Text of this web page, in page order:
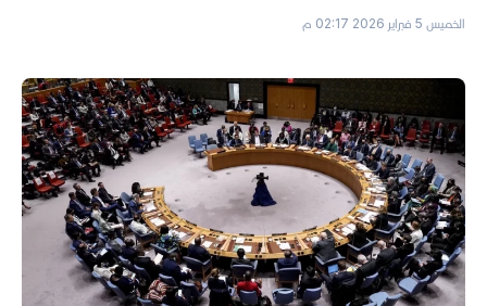
الخميس 5 فبراير 2026 02:17 م